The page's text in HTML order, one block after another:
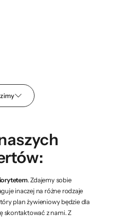
. Zdajemy sobie
inaczej na różne rodzaje
plan żywieniowy będzie dla
skontaktować z nami. Z